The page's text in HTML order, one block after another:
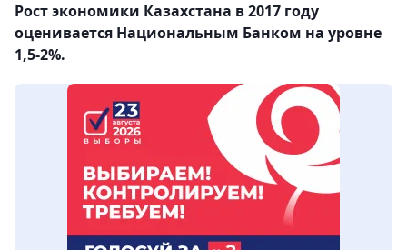
Рост экономики Казахстана в 2017 году
оценивается Национальным Банком на уровне
1,5-2%.